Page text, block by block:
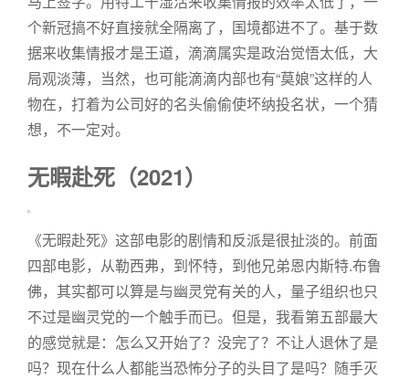
个新冠搞不好直接就全隔离了，国境都进不了。基于数
据来收集情报才是王道，滴滴属实是政治觉悟太低，大
局观淡薄，当然，也可能滴滴内部也有“莫娘”这样的人
物在，打着为公司好的名头偷偷使坏纳投名状，一个猜
想，不一定对。
无暇赴死（2021）
《无暇赴死》这部电影的剧情和反派是很扯淡的。前面
四部电影，从勒西弗，到怀特，到他兄弟恩内斯特.布鲁
佛，其实都可以算是与幽灵党有关的人，量子组织也只
不过是幽灵党的一个触手而已。但是，我看第五部最大
的感觉就是：怎么又开始了？没完了？不让人退休了是
吗？现在什么人都能当恐怖分子的头目了是吗？随手灭